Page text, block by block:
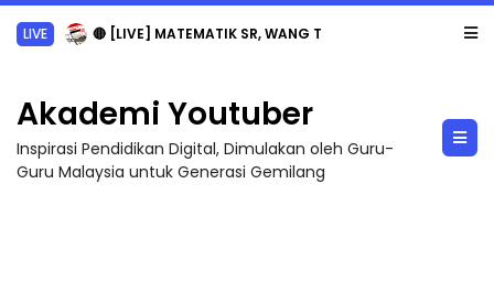
LIVE 🔴 [LIVE] MATEMATIK SR, WANG TAHUN 6 OLEH CIKGU ANITA #ALLINONE #141 #...
Akademi Youtuber
Inspirasi Pendidikan Digital, Dimulakan oleh Guru-
Guru Malaysia untuk Generasi Gemilang